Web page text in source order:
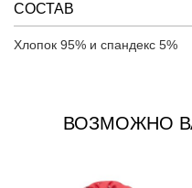
СОСТАВ
Хлопок 95% и спандекс 5%
ВОЗМОЖНО